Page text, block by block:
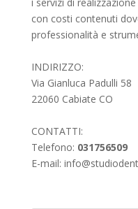
con costi contenuti
professionalità e
INDIRIZZO:
Via Gianluca Padulli 58
22060 Cabiate CO
CONTATTI:
Telefono: 031756509
E-mail: